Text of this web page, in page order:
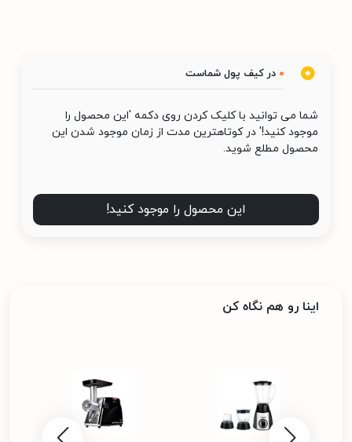
0 در کیف پول شماست
شما می توانید با کلیک کردن روی دکمه 'این محصول را
موجود کنید!' در کوتاهترین مدت از زمان موجود شدن این
محصول مطلع شوید.
این محصول را موجود کنید!
اینا رو هم نگاه کن